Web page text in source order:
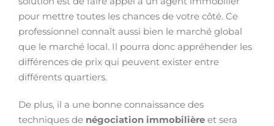
pour mettre toutes les chances de votre côté. Ce
professionnel connaît aussi bien le marché global
que le marché local. Il pourra donc appréhender les
différences de prix qui peuvent exister entre
différents quartiers.
De plus, il a une bonne connaissance des
techniques de négociation immobilière et sera